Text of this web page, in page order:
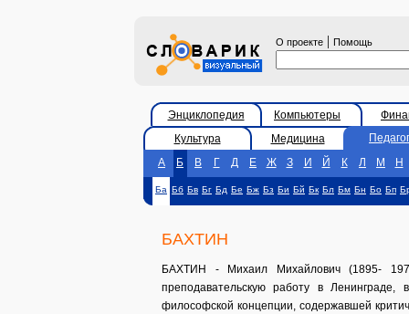
О проекте | Помощь
Энциклопедия Компьютеры
Культура
Медицина
А
Б В Г Д Е Ж З И Й К Л М Н
Ба Бб Бв Бг Бд Бе Бж Бз Би Бй Бк Бл Бм Бн Бо Бп
БАХТИН
БАХТИН - Михаил Михайлович (1895-
преподавательскую работу в
философской концепции, содержавшей